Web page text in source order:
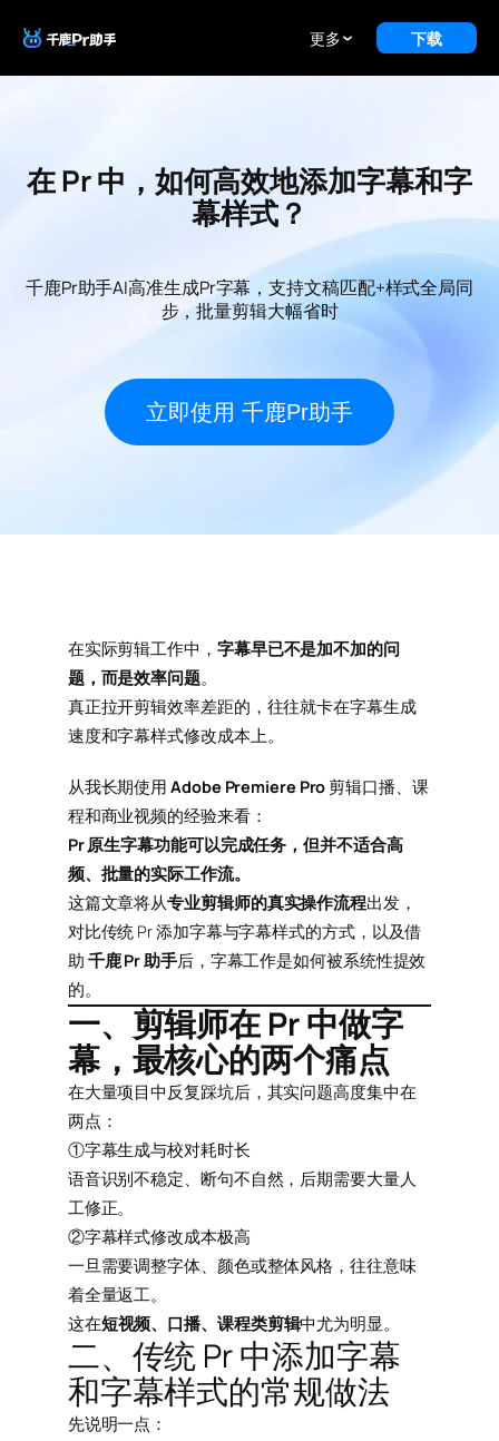
更多 下载
在 Pr 中，如何高效地添加字幕和字
幕样式？
千鹿Pr助手AI高准生成Pr字幕，支持文稿匹配+样式全局同
步，批量剪辑大幅省时
立即使用 千鹿Pr助手
在实际剪辑工作中， 字幕早已不是加不加的问
题，而是效率问题。
真正拉开剪辑效率差距的，往往就卡在字幕生成
速度和字幕样式修改成本上。
从我长期使用Adobe Premiere Pro剪辑口播、课
程和商业视频的经验来看：
Pr 原生字幕功能可以完成任务，但并不适合高
频、批量的实际工作流。
这篇文章将从专业剪辑师的真实操作流程出发，
对比传统 Pr 添加字幕与字幕样式的方式，以及借
助 千鹿 Pr 助手后，字幕工作是如何被系统性提效
的。
一、剪辑师在 Pr 中做字
幕，最核心的两个痛点
在大量项目中反复踩坑后，其实问题高度集中在
两点：
①字幕生成与校对耗时长
语音识别不稳定、断句不自然，后期需要大量人
工修正。
②字幕样式修改成本极高
一旦需要调整字体、颜色或整体风格，往往意味
着全量返工。
这在短视频、口播、课程类剪辑中尤为明显。
二、传统 Pr 中添加字幕
和字幕样式的常规做法
先说明一点：